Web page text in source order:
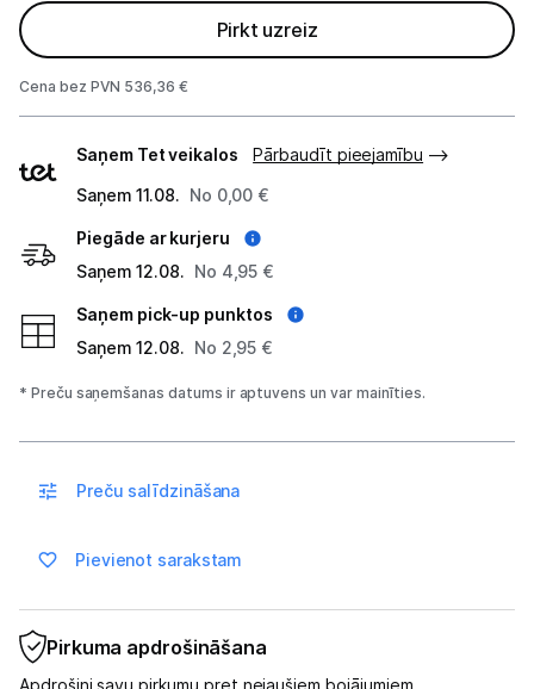
Piederumi sportam
Viedpulksteņi
Masāžas ierīces
Atpūta
Ražotāju atjaunota tehnika
Vēlmju saraksts
Tehnikas izvešana
Pirkt uzreiz
Cena bez PVN 536,36 €
veidi
Saņem Tet veikalos
Pārbaudīt pieejamību
Saņem 11.08. No 0,00 €
Piegāde ar kurjeru
Saņem 12.08. No 4,95 €
Saņem pick-up punktos
Saņem 12.08. No 2,95 €
* Preču saņemšanas datums ir aptuvens un var mainīties.
Preču salīdzināšana
Pievienot sarakstam
Pirkuma apdrošināšana
Apdrošini savu pirkumu pret nejaušiem bojājumiem